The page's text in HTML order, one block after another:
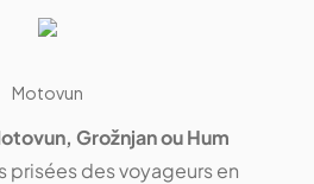
Motovun
Grožnjan ou Hum
des voyageurs en